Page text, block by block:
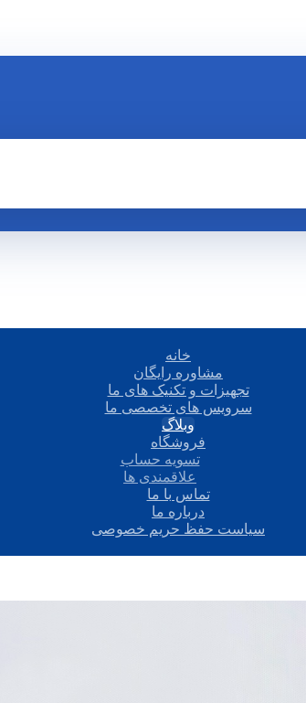
خانه
مشاوره رایگان
تجهیزات و تکنیک های ما
سرویس های تخصصی ما
وبلاگ
فروشگاه
تسویه حساب
علاقمندی ها
تماس با ما
درباره ما
سیاست حفظ حریم خصوصی